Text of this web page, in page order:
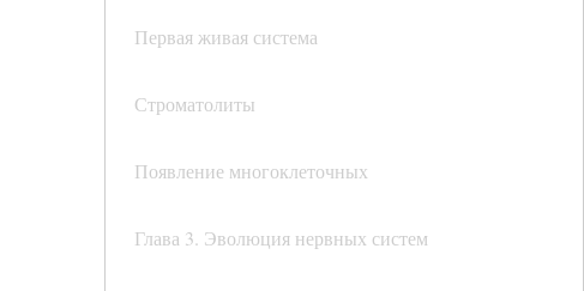
Первая живая система
Строматолиты
Появление многоклеточных
Глава 3. Эволюция нервных систем